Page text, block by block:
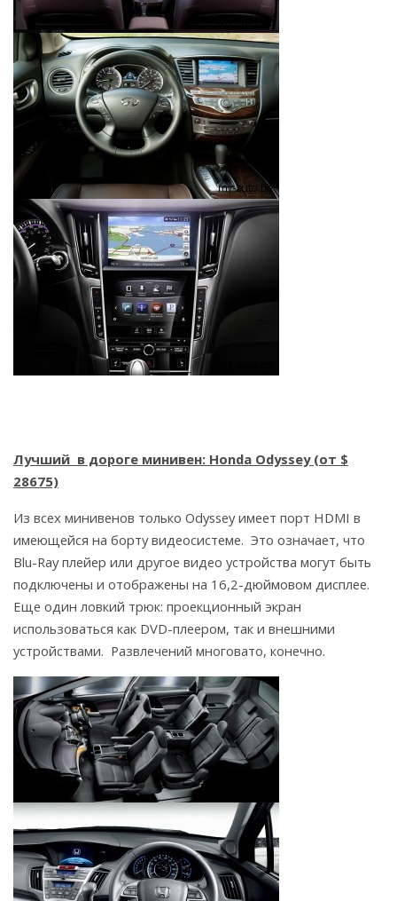
Лучший в дороге минивен: Honda Odyssey (от $
28675)
Из всех минивенов только Odyssey имеет порт HDMI в
имеющейся на борту видеосистеме. Это означает, что
Blu-Ray плейер или другое видео устройства могут быть
подключены и отображены на 16,2-дюймовом дисплее.
Еще один ловкий трюк: проекционный экран
использоваться как DVD-плеером, так и внешними
устройствами. Развлечений многовато, конечно.